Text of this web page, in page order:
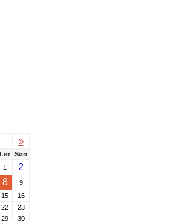
»
Lør Søn
1
2
8
9
15
16
22
23
29 30